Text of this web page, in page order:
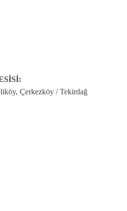
Çerkezköy / Tekirdağ